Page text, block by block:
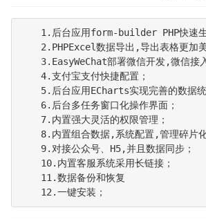
1.后台应用form-builder PHP快速生
2.PHPExcel数据导出,导出表格更加美
3.EasyWeChat部署微信开发,微信接
    4.支付宝支付快捷配置；
5.后台应用ECharts实现完善的数据统
    6.后台多任务窗口化操作界面；
    7.内置强大灵活的权限管理；
8.内置组合数据,系统配置,管理碎片化
    9.对接公众号、H5,并且数据同步；
    10.内置客服系统采用长链接；
    11.数据备份和恢复